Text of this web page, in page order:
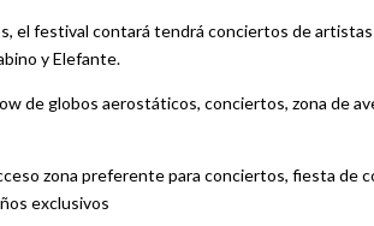
el festival contará tendrá conciertos de
y Elefante.
de globos aerostáticos, conciertos, zona de
zona preferente para conciertos, fiesta de
exclusivos